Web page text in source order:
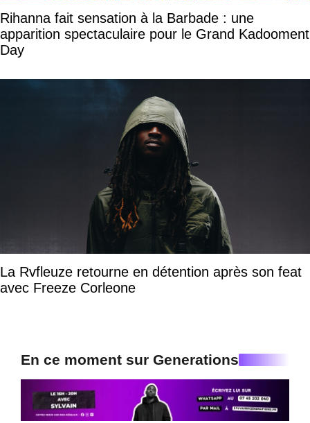
Rihanna fait sensation à la Barbade : une
apparition spectaculaire pour le Grand Kadooment
Day
La Rvfleuze retourne en détention après son feat
avec Freeze Corleone
En ce moment sur Generations